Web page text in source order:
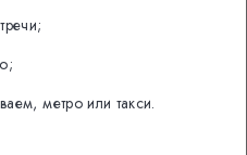
метро или такси.